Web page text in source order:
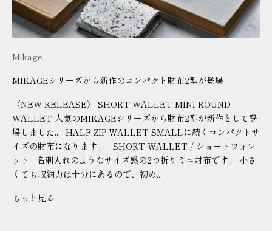
Mikage
MIKAGEシリーズから新作のコンパクト財布2型が登場
〈NEW RELEASE〉 SHORT WALLET MINI ROUND
WALLET 人気のMIKAGEシリーズから財布2型が新作として登
場しました。 HALF ZIP WALLET SMALLに続くコンパクトサ
イズの財布になります。 SHORT WALLET / ショートウォレ
ット 名刺入れのようなサイズ感の2つ折りミニ財布です。 小さ
くても収納力は十分にあるので、初め...
もっと見る